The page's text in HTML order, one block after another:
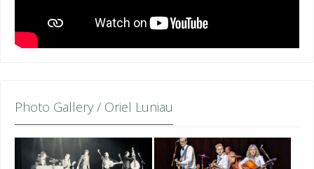
Photo Gallery / Oriel Luniau